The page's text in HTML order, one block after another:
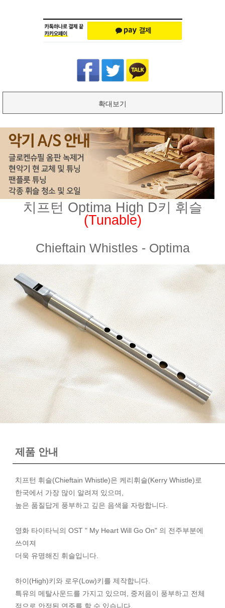
확대보기
치프턴 Optima High D키 휘슬
(Tunable)
Chieftain Whistles - Optima
제품 안내
치프턴 휘슬(Chieftain Whistle)은 케리휘슬(Kerry Whistle)로
한국에서 가장 많이 알려져 있으며,
높은 품질답게 풍부하고 깊은 음색을 자랑합니다.
영화 타이타닉의 OST " My Heart Will Go On" 의 전주부분에
쓰여져
더욱 유명해진 휘슬입니다.
하이(High)키와 로우(Low)키를 제작합니다.
특유의 메탈사운드를 가지고 있으며, 중저음이 풍부하고 전체
적으로 안정된 연주를 할 수 있습니다.